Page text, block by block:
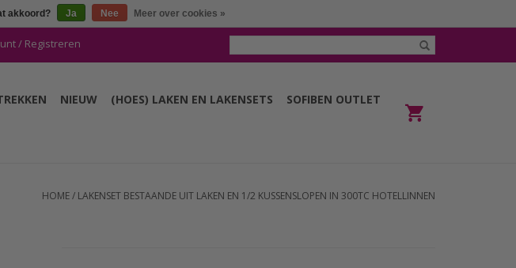
/ Registreren
NIEUW (HOES) LAKEN EN LAKENSETS
SOFIBEN OUTLET
HOME/ LAKENSET BESTAANDE UIT LAKEN EN 1/2 KUSSENSLOPEN IN 300TC HOTELLINNEN
akkoord? Ja Nee Meer over cookies »